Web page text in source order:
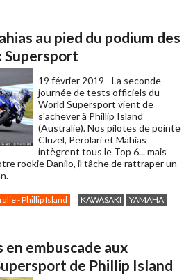
au pied du podium des
Supersport
19 février 2019 - La seconde
journée de tests officiels du
World Supersport vient de
s'achever à Phillip Island
(Australie). Nos pilotes de pointe
Cluzel, Perolari et Mahias
intègrent tous le Top 6... mais
rookie Danilo, il tâche de rattraper un
- Phillip Island KAWASAKI
YAMAHA
embuscade aux
de Phillip Island